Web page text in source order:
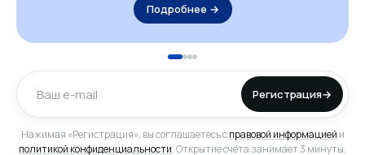
Подробнее →
Регистрация→
Нажимая «Регистрация», вы соглашаетесь справовой информацией и
политикой конфиденциальности. Открытие счёта занимает 3 минуты.